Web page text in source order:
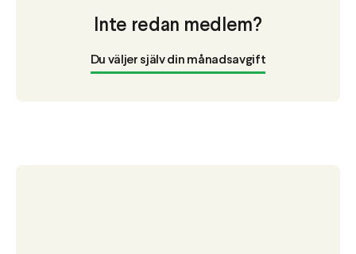
Inte redan medlem?
Du väljer själv din månadsavgift